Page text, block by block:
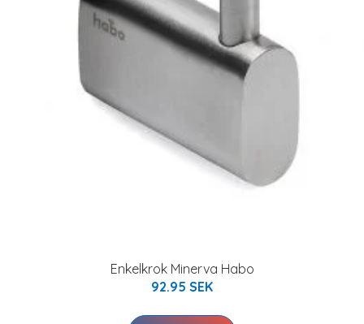
Enkelkrok Minerva Habo
92.95 SEK